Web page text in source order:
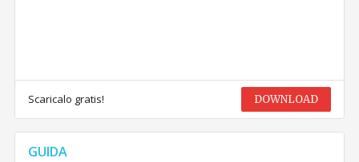
Scaricalo gratis! DOWNLOAD
GUIDA